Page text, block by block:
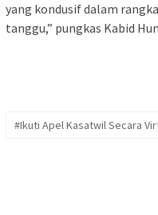
yang kondusif dalam
tanggu,” pungkas Kabid
#Ikuti Apel Kasatwil Secara